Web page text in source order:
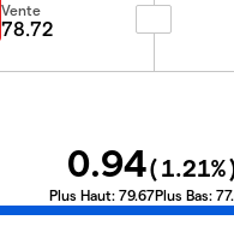
Vente
78.72
0.94(1.21
Plus Haut: 79.67Plus Bas: